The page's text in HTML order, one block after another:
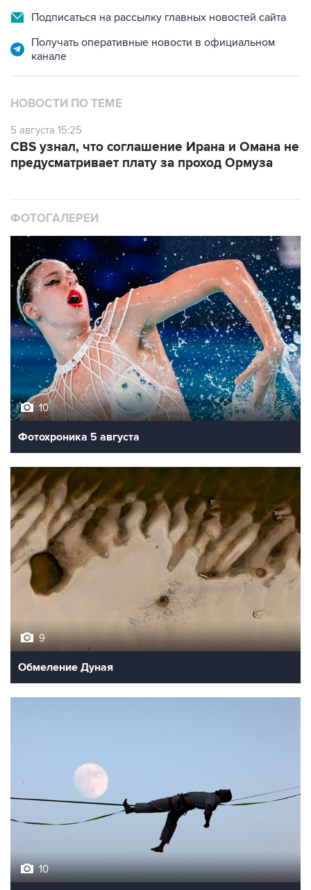
Подписаться на рассылку главных новостей сайта
Получать оперативные новости в официальном
канале
НОВОСТИ ПО ТЕМЕ
5 августа 15:25
CBS узнал, что соглашение Ирана и Омана не
предусматривает плату за проход Ормуза
ФОТОГАЛЕРЕИ
10
Фотохроника 5 августа
9
Обмеление Дуная
10